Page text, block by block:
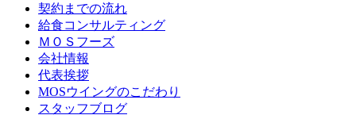
契約までの流れ
給食コンサルティング
ＭＯＳフーズ
会社情報
代表挨拶
MOSウイングのこだわり
スタッフブログ